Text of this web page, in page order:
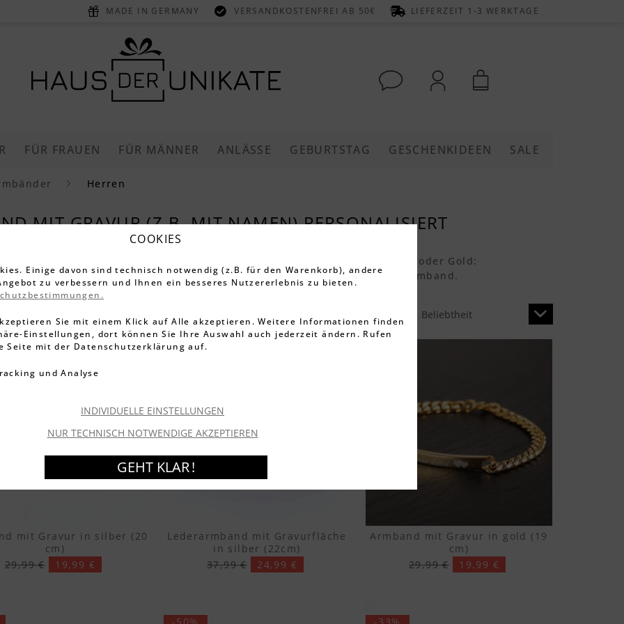
MADE IN GERMANY VERSANDKOSTENFREI AB 50€ LIEFERZEIT 1-3 WERKTAGE
FÜR FRAUEN FÜR MÄNNER ANLÄSSE GEBURTSTAG GESCHENKIDEEN SALE
Herren
MIT GRAVUR (Z.B. MIT NAMEN) PERSONALISIERT
Herren-Armbändern mit Gravur in Leder, Edelstahl, Silber oder Gold:
als Geschenkidee. Gestalte Dir jetzt ein Unikat als perfektes Herrenarmband.
mit Gravur in silber (20
cm)
29,99 €
19,99 €
Lederarmband mit Gravurfläche
in silber (22cm)
37,99 €
24,99 €
Armband mit Gravur in gold (19
cm)
29,99 €
19,99 €
COOKIES
Einige davon sind technisch notwendig (z.B. für den Warenkorb), andere
zu verbessern und Ihnen ein besseres Nutzererlebnis zu bieten.
Sie mit einem Klick auf Alle akzeptieren. Weitere Informationen finden
Einstellungen, dort können Sie Ihre Auswahl auch jederzeit ändern. Rufen
Seite mit der Datenschutzerklärung auf.
und Analyse
INDIVIDUELLE EINSTELLUNGEN
NUR TECHNISCH NOTWENDIGE AKZEPTIEREN
GEHT KLAR !